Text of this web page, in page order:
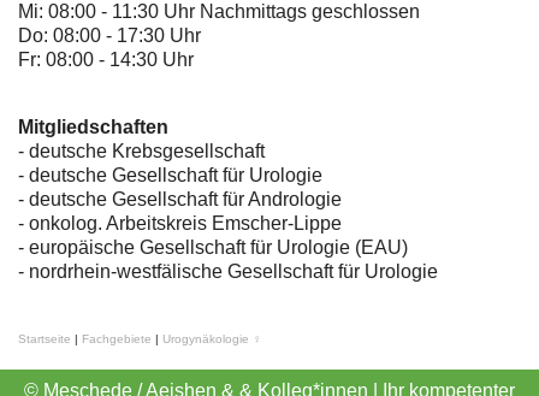
Mi: 08:00 - 11:30 Uhr Nachmittags geschlossen
Do: 08:00 - 17:30 Uhr
Fr: 08:00 - 14:30 Uhr
Mitgliedschaften
- deutsche Krebsgesellschaft
- deutsche Gesellschaft für Urologie
- deutsche Gesellschaft für Andrologie
- onkolog. Arbeitskreis Emscher-Lippe
- europäische Gesellschaft für Urologie (EAU)
- nordrhein-westfälische Gesellschaft für Urologie
Startseite | Fachgebiete | Urogynäkologie ♀
© Meschede / Aeishen & & Kolleg*innen | Ihr kompetenter